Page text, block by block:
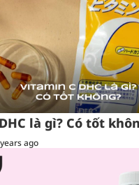
là gì? Có tốt
ago